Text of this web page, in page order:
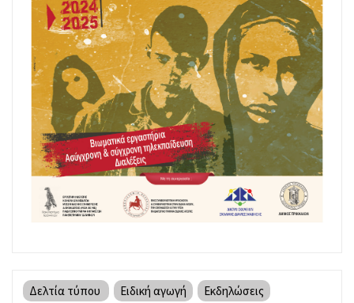
Δελτία τύπου Ειδική αγωγή
Εκδηλώσεις